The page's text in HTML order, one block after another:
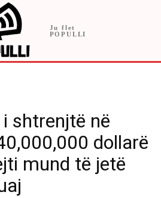
Ju flet
POPULLI
shtrenjtë në
dollarë
mund të jetë